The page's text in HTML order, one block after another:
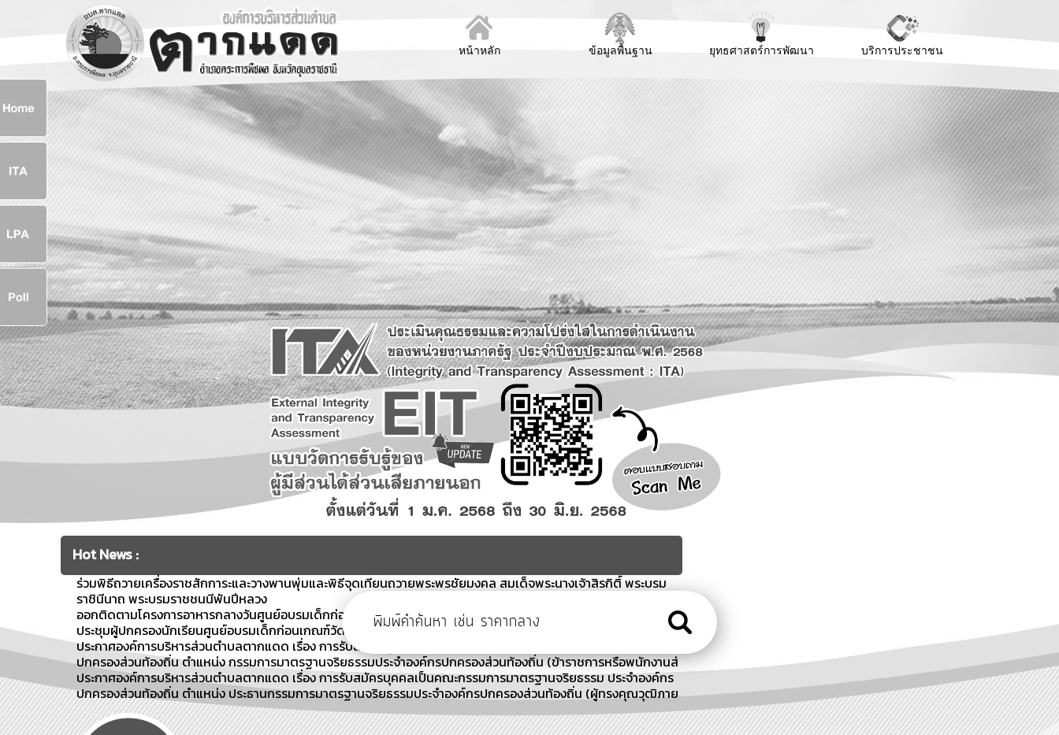
หน้าหลัก ข้อมูลพื้นฐาน ยุทธศาสตร์การพัฒนา บริการประชาชน
Hot News :
ร่วมพิธีถวายเครื่องราชสักการะและวางพานพุ่มและพิธีจุดเทียนถวายพระพรชัยมงคล สมเด็จพระนางเจ้าสิรกิติ์ พระบรม
ราชินีนาถ พระบรมราชชนนีพันปีหลวง
ออกติดตามโครงการอาหารกลางวันศูนย์อบรมเด็กก่อนเกณฑ์ ฯ ประจำเดือน สิงหาคม 2569
ประชุมผู้ปกครองนักเรียนศูนย์อบรมเด็กก่อนเกณฑ์วัดศรีตัสสาราม
ประกาศองค์การบริหารส่วนตำบลตากแดด เรื่อง การรับสมัครบุคคลเป็นคณะกรรมการมาตรฐานจริยธรรม ประจำองค์กร
ปกครองส่วนท้องถิ่น ตำแหน่ง กรรมการมาตรฐานจริยธรรมประจำองค์กรปกครองส่วนท้องถิ่น (ข้าราชการหรือพนักงานส่
ประกาศองค์การบริหารส่วนตำบลตากแดด เรื่อง การรับสมัครบุคคลเป็นคณะกรรมการมาตรฐานจริยธรรม ประจำองค์กร
ปกครองส่วนท้องถิ่น ตำแหน่ง ประธานกรรมการมาตรฐานจริยธรรมประจำองค์กรปกครองส่วนท้องถิ่น (ผู้ทรงคุณวุฒิภาย